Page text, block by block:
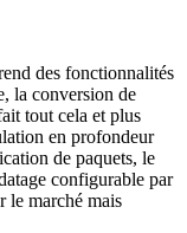
des fonctionnalités
la conversion de
tout cela et plus
en profondeur
de paquets, le
configurable par
le marché mais